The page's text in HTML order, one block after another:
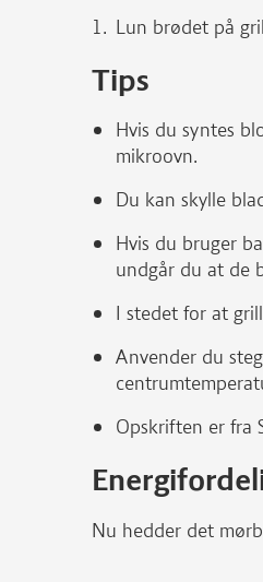
Lun brødet på
Tips
Hvis du syntes
mikroovn.
Du kan skylle
Hvis du bruger
undgår du at de
I stedet for at
Anvender du
Opskriften er fra
Nu hedder det